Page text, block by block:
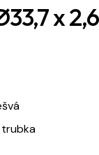
x
trubka